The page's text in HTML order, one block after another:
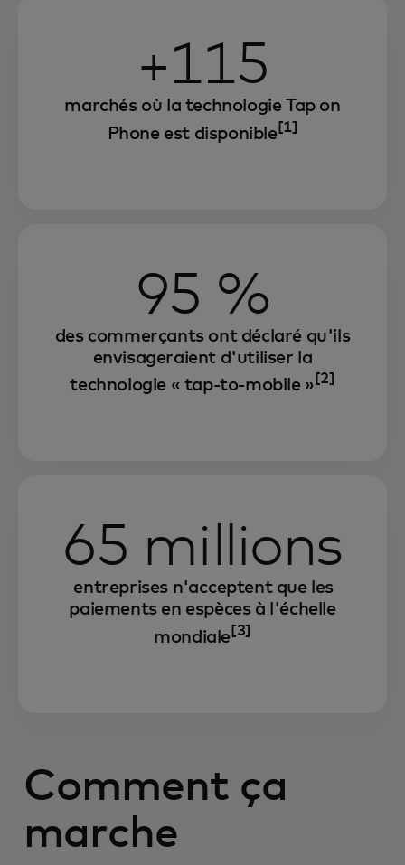
+115
marchés où la technologie Tap on
Phone est disponible [1]
95 %
des commerçants ont déclaré qu'ils
envisageraient d'utiliser la
technologie « tap-to-mobile » [2]
65 millions
entreprises n'acceptent que les
paiements en espèces à l'échelle
mondiale[3]
Comment ça
marche